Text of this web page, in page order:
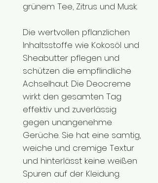
grünem Tee, Zitrus und Musk.
Die wertvollen pflanzlichen
Inhaltsstoffe wie Kokosöl und
Sheabutter pflegen und
schützen die empflindliche
Achselhaut. Die Deocreme
wirkt den gesamten Tag
effektiv und zuverlässig
gegen unangenehme
Gerüche. Sie hat eine samtig,
weiche und cremige Textur
und hinterlässt keine weißen
Spuren auf der Kleidung.